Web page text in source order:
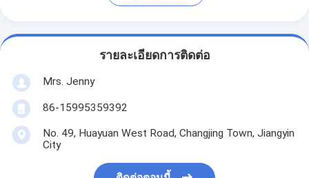
รายละเอียดการติดต่อ
Mrs. Jenny
86-15995359392
No. 49, Huayuan West Road, Changjing Town, Jiangyin
City